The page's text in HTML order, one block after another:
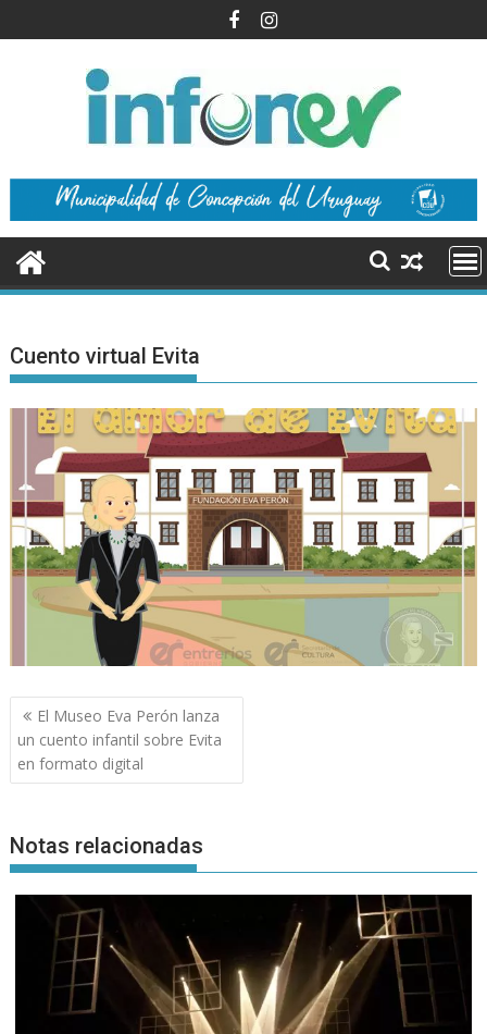
al
Cuento virtual Evita
Navegación
de
entradas
El Museo Eva Perón lanza
un cuento infantil sobre Evita
en formato digital
Notas relacionadas